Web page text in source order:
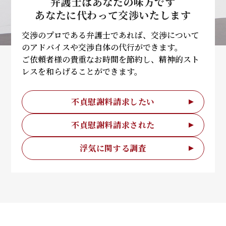
あなたに代わって交渉いたします
交渉のプロである弁護士であれば、交渉について
のアドバイスや交渉自体の代行ができます。
ご依頼者様の貴重なお時間を節約し、精神的スト
レスを和らげることができます。
不貞慰謝料請求したい
不貞慰謝料請求された
浮気に関する調査